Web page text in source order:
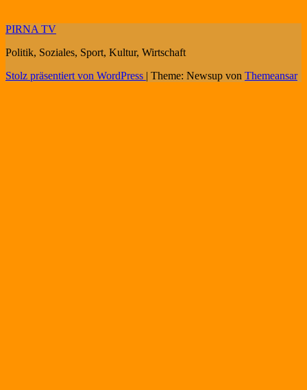
PIRNA TV
Politik, Soziales, Sport, Kultur, Wirtschaft
Stolz präsentiert von WordPress | Theme: Newsup von Themeansar